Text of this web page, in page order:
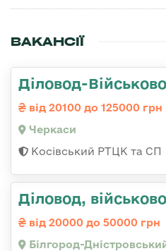
ВАКАНСІЇ
Діловод-
від 20100 до 125000 грн
Черкаси
Косівський РТЦК та СП
Діловод,
від 20000 до 50000 грн
Білгород-